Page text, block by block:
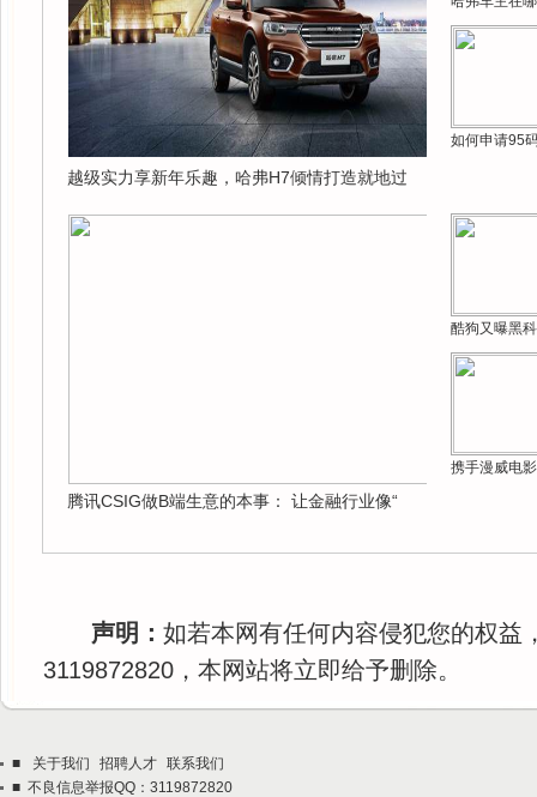
越级实力享新年乐趣，哈弗H7倾情打造就地过
如何申请95
腾讯CSIG做B端生意的本事： 让金融行业像“
酷狗又曝黑
携手漫威电
声明： 如若本网有任何内容侵犯您的权益
3119872820，本网站将立即给予删除。
■ 关于我们 招聘人才 联系我们
■ 不良信息举报QQ：3119872820